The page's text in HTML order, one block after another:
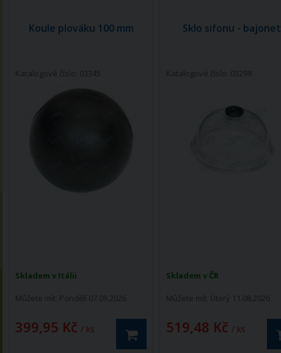
Koule plováku 100 mm
Katalogové číslo: 03345
Skladem v Itálii
Můžete mít: Pondělí 07.09.2026
399,95 Kč / ks
Sklo sifonu - bajonet
Katalogové číslo: 03299
Skladem v ČR
Můžete mít: Úterý 11.08.2026
519,48 Kč / ks